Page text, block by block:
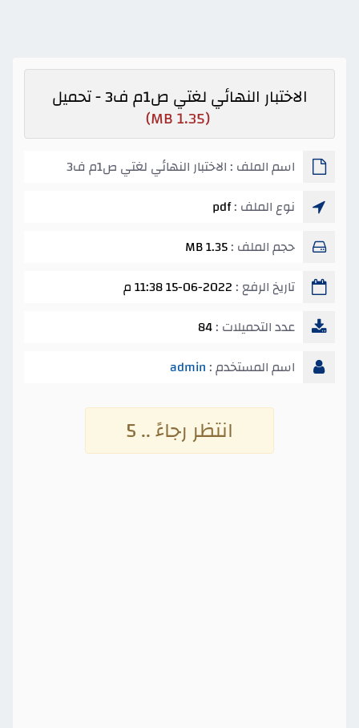
الاختبار النهائي لغتي ص1م ف3 - تحميل
(1.35 MB)
اسم الملف : الاختبار النهائي لغتي ص1م ف3
نوع الملف :pdf
حجم الملف :1.35 MB
تاريخ الرفع : 15-06-2022 11:38 م
عدد التحميلات :84
اسم المستخدم : admin
انتظر رجاءً .. 4